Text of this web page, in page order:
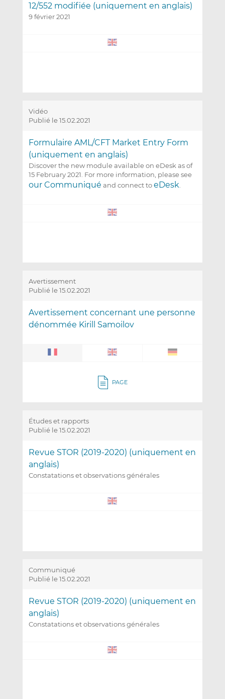
12/552 modifiée (uniquement en anglais)
9 février 2021
Vidéo
Publié le 15.02.2021
Formulaire AML/CFT Market Entry Form
(uniquement en anglais)
Discover the new module available on eDesk as of
15 February 2021. For more information, please see
our Communiqué and connect toeDesk.
Avertissement
Publié le 15.02.2021
Avertissement concernant une personne
dénommée Kirill Samoilov
PAGE
Études et rapports
Publié le 15.02.2021
Revue STOR (2019-2020) (uniquement en
anglais)
Constatations et observations générales
Communiqué
Publié le 15.02.2021
Revue STOR (2019-2020) (uniquement en
anglais)
Constatations et observations générales